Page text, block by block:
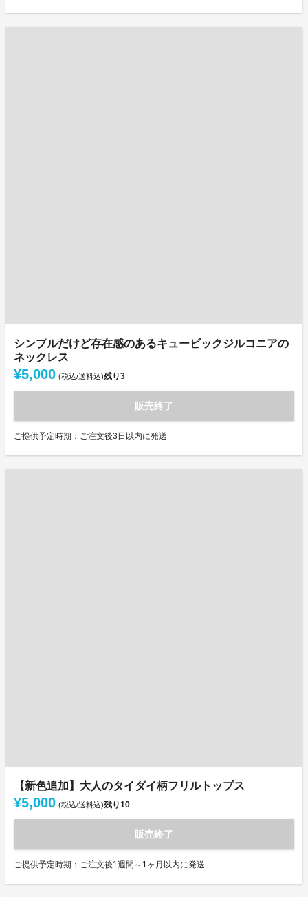
シンプルだけど存在感のあるキュービックジルコニアの
ネックレス
¥5,000 (税込/送料込)残り3
販売終了
ご提供予定時期：ご注文後3日以内に発送
【新色追加】大人のタイダイ柄フリルトップス
¥5,000 (税込/送料込)残り10
販売終了
ご提供予定時期：ご注文後1週間～1ヶ月以内に発送